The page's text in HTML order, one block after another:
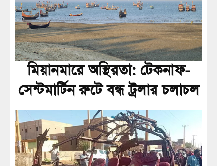
মিয়ানমারে অস্থিরতা: টেকনাফ-
সেন্টমার্টিন রুটে বন্ধ ট্রলার চলাচল